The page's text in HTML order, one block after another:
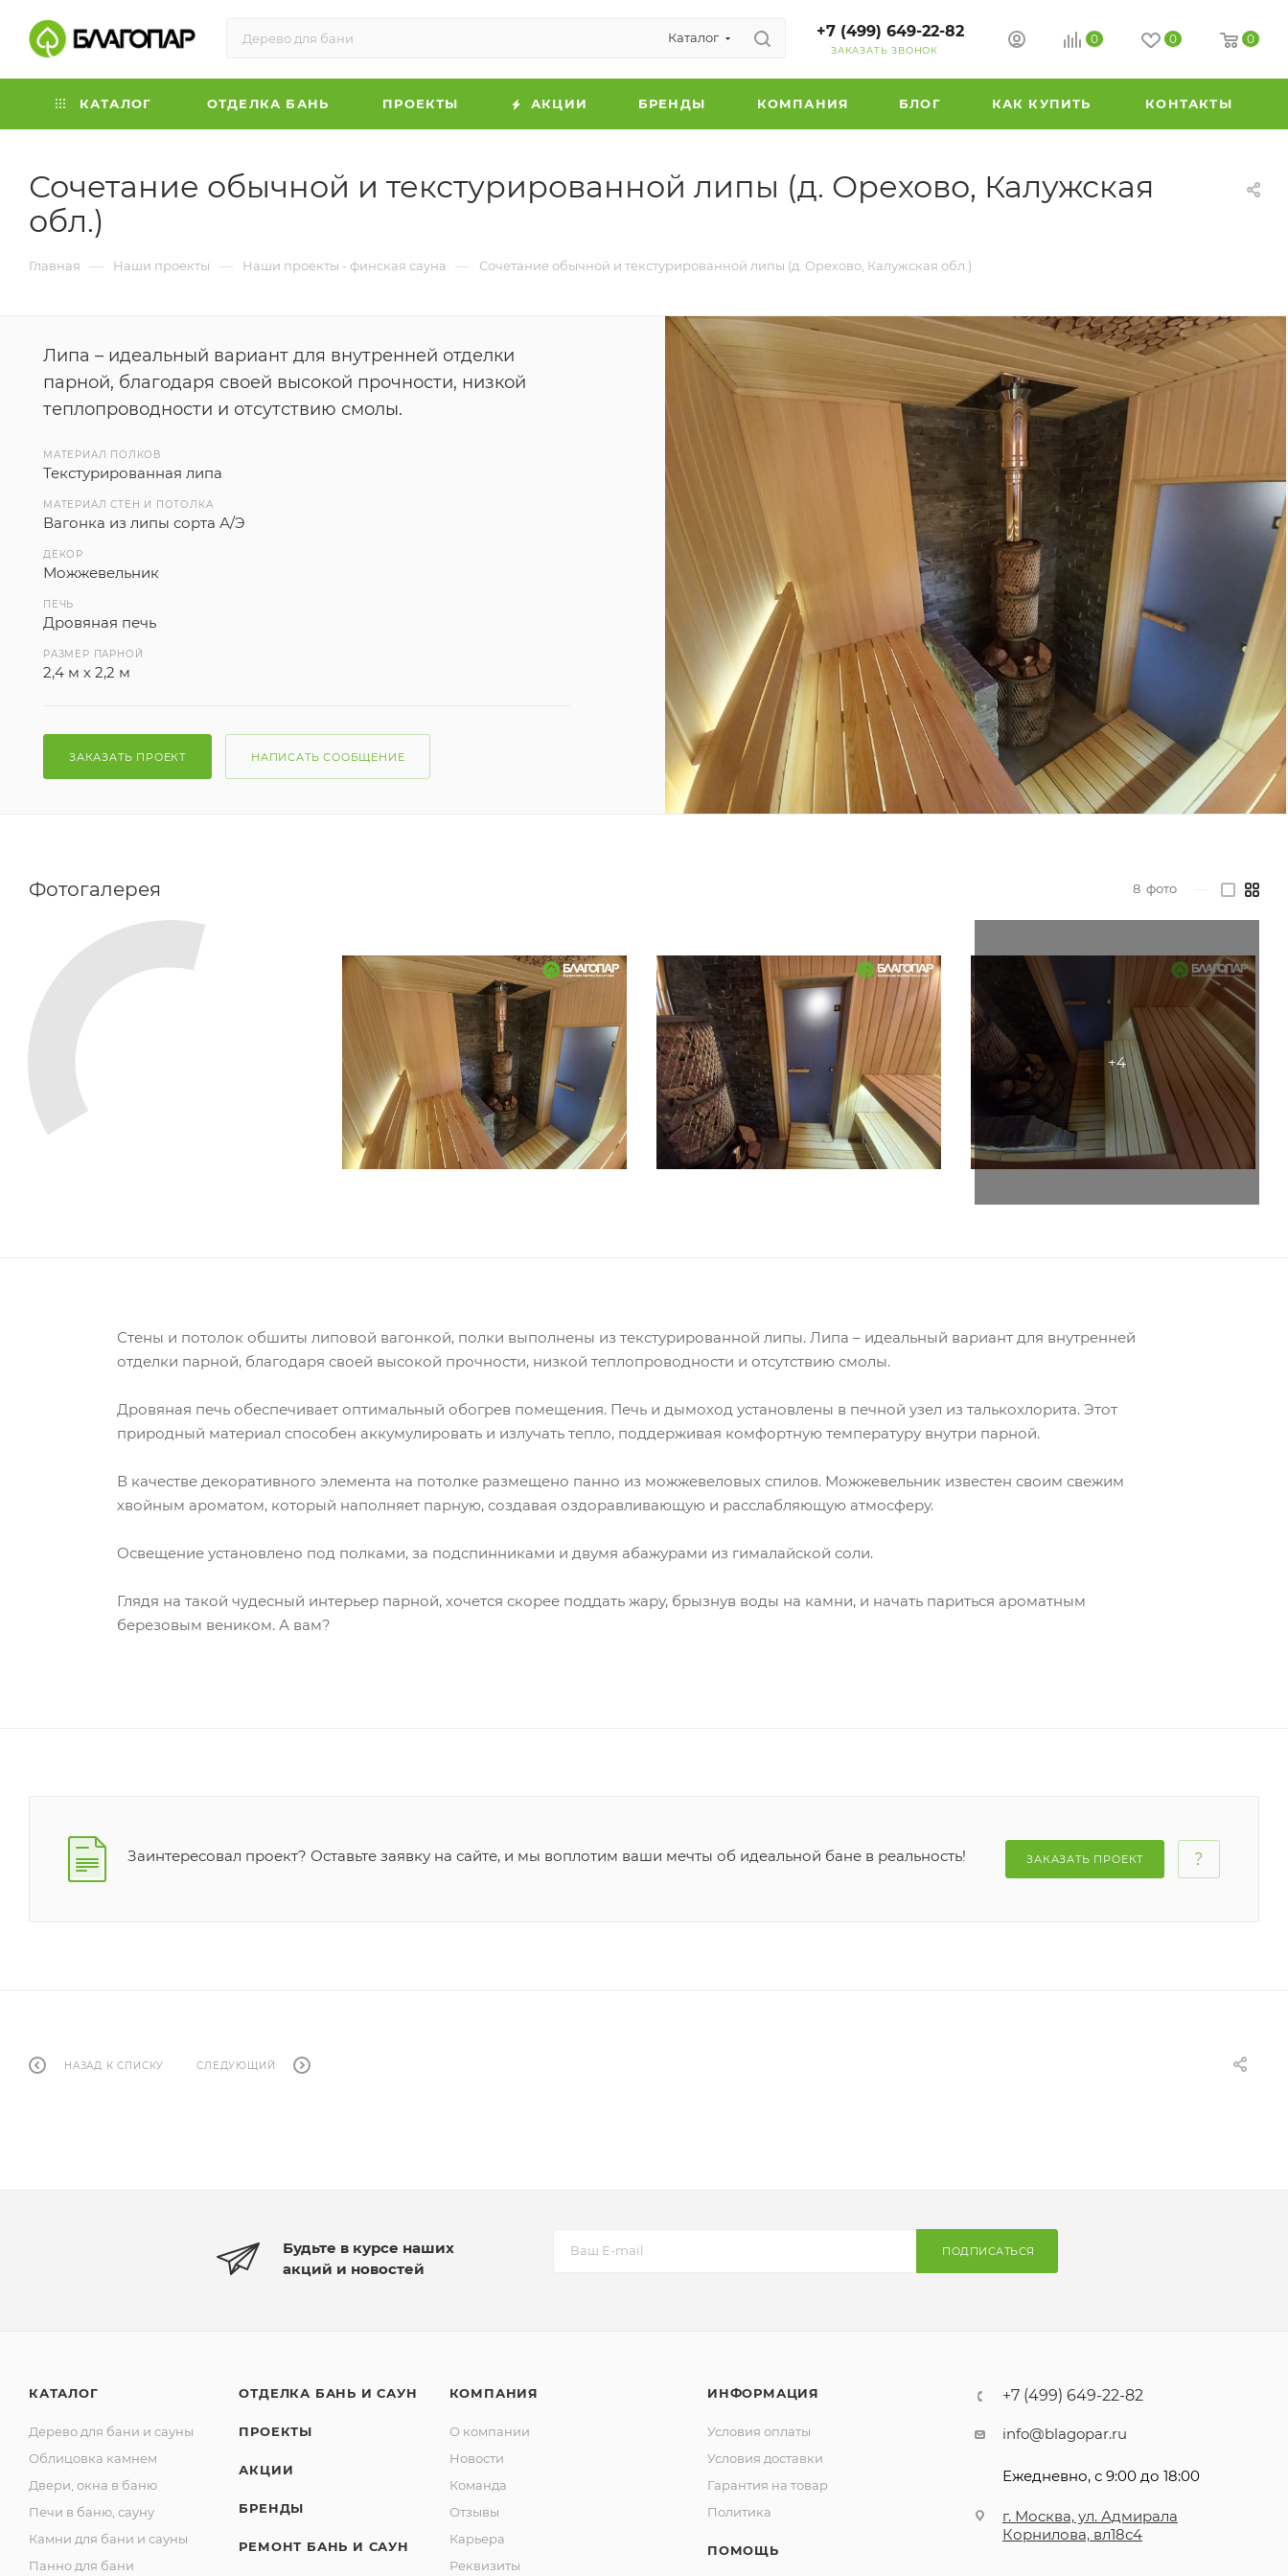
Каталог +7 (499) 649-22-82
ЗАКАЗАТЬ ЗВОНОК
0 0 0
КАТАЛОГ ОТДЕЛКА БАНЬ ПРОЕКТЫ АКЦИИ БРЕНДЫ КОМПАНИЯ БЛОГ КАК КУПИТЬ КОНТАКТЫ
Сочетание обычной и текстурированной липы (д. Орехово, Калужская
обл.)
Главная — Наши проекты — Наши проекты - финская сауна — Сочетание обычной и текстурированной липы (д. Орехово, Калужская обл.)
Липа – идеальный вариант для внутренней отделки
парной, благодаря своей высокой прочности, низкой
теплопроводности и отсутствию смолы.
МАТЕРИАЛ ПОЛКОВ
Текстурированная липа
МАТЕРИАЛ СТЕН И ПОТОЛКА
Вагонка из липы сорта А/Э
ДЕКОР
Можжевельник
ПЕЧЬ
Дровяная печь
РАЗМЕР ПАРНОЙ
2,4 м х 2,2 м
ЗАКАЗАТЬ ПРОЕКТ НАПИСАТЬ СООБЩЕНИЕ
Фотогалерея 8 фото
Стены и потолок обшиты липовой вагонкой, полки выполнены из текстурированной липы. Липа – идеальный вариант для внутренней
отделки парной, благодаря своей высокой прочности, низкой теплопроводности и отсутствию смолы.
Дровяная печь обеспечивает оптимальный обогрев помещения. Печь и дымоход установлены в печной узел из талькохлорита. Этот
природный материал способен аккумулировать и излучать тепло, поддерживая комфортную температуру внутри парной.
В качестве декоративного элемента на потолке размещено панно из можжевеловых спилов. Можжевельник известен своим свежим
хвойным ароматом, который наполняет парную, создавая оздоравливающую и расслабляющую атмосферу.
Освещение установлено под полками, за подспинниками и двумя абажурами из гималайской соли.
Глядя на такой чудесный интерьер парной, хочется скорее поддать жару, брызнув воды на камни, и начать париться ароматным
березовым веником. А вам?
Заинтересовал проект? Оставьте заявку на сайте, и мы воплотим ваши мечты об идеальной бане в реальность! ЗАКАЗАТЬ ПРОЕКТ
НАЗАД К СПИСКУ СЛЕДУЮЩИЙ
Будьте в курсе наших
акций и новостей
ПОДПИСАТЬСЯ
КАТАЛОГ
Дерево для бани и сауны
Облицовка камнем
Двери, окна в баню
Печи в баню, сауну
Камни для бани и сауны
Панно для бани
ОТДЕЛКА БАНЬ И САУН
ПРОЕКТЫ
АКЦИИ
БРЕНДЫ
РЕМОНТ БАНЬ И САУН
КОМПАНИЯ
О компании
Новости
Команда
Отзывы
Карьера
Реквизиты
ИНФОРМАЦИЯ
Условия оплаты
Условия доставки
Гарантия на товар
Политика
ПОМОЩЬ
+7 (499) 649-22-82
info@blagopar.ru
Ежедневно, с 9:00 до 18:00
г. Москва, ул. Адмирала
Корнилова, вл18с4